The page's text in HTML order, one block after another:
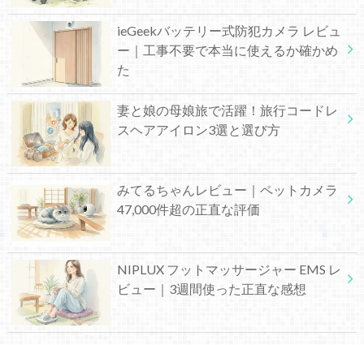
ieGeekバッテリー式防犯カメラ レビュ
ー｜工事不要で本当に使えるか確かめ
た
妻と娘の母娘旅で活躍！旅行コードレ
スヘアアイロン3選と選び方
みてるちゃんレビュー｜ペットカメラ
47,000件超の正直な評価
NIPLUX フットマッサージャー EMS レ
ビュー｜3週間使った正直な感想